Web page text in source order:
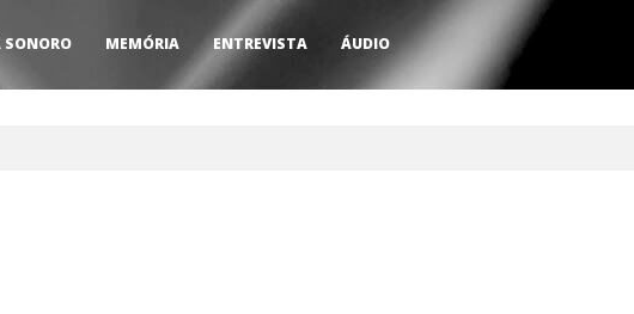
SONORO MEMÓRIA ENTREVISTA ÁUDIO